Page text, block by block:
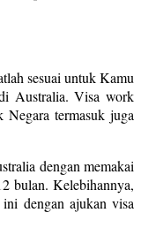
sesuai untuk Kamu
Australia. Visa work
termasuk juga
dengan memakai
bulan. Kelebihannya,
dengan ajukan visa